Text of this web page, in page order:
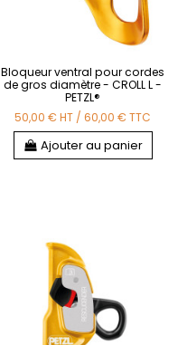
Bloqueur ventral pour cordes
de gros diamètre - CROLL L -
PETZL®
50,00 €HT /60,00 €TTC
Ajouter au panier